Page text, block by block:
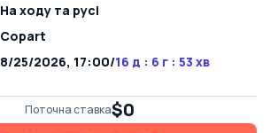
На ​​ходу та русі
Copart
8/25/2026, 17:00/16 д : 6 г : 53 хв
Поточна ставка$0